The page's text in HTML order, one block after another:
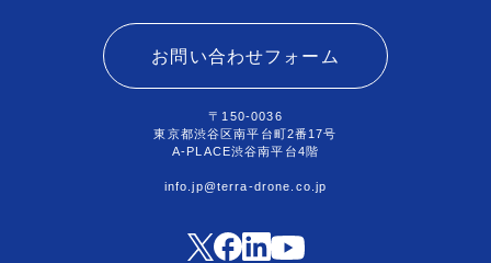
お問い合わせフォーム
〒150-0036
東京都渋谷区南平台町2番17号
A-PLACE渋谷南平台4階
info.jp@terra-drone.co.jp